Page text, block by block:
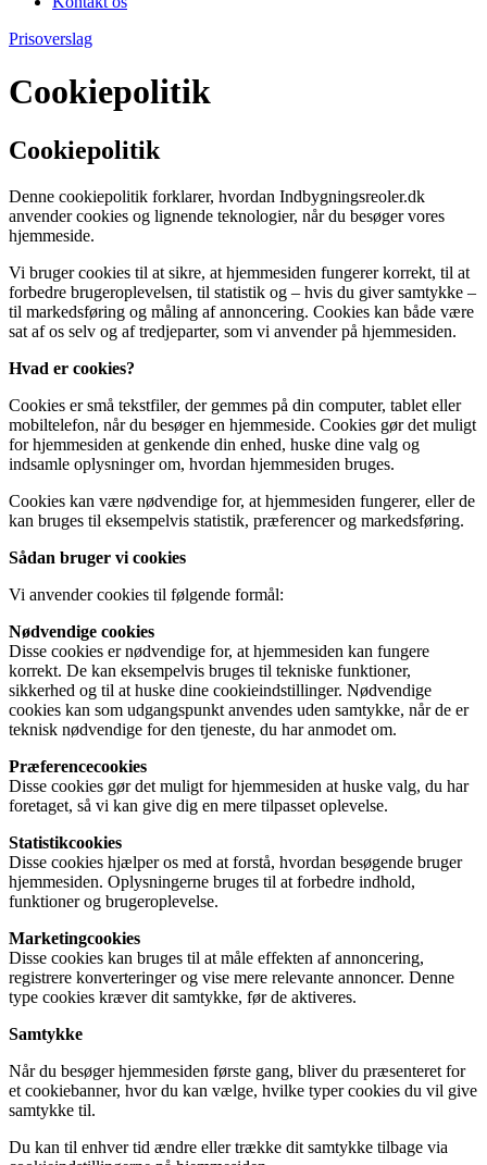
Prisoverslag
Cookiepolitik
Cookiepolitik
Denne cookiepolitik forklarer, hvordan Indbygningsreoler.dk
anvender cookies og lignende teknologier, når du besøger vores
hjemmeside.
Vi bruger cookies til at sikre, at hjemmesiden fungerer korrekt, til at
forbedre brugeroplevelsen, til statistik og – hvis du giver samtykke –
til markedsføring og måling af annoncering. Cookies kan både være
sat af os selv og af tredjeparter, som vi anvender på hjemmesiden.
Hvad er cookies?
Cookies er små tekstfiler, der gemmes på din computer, tablet eller
mobiltelefon, når du besøger en hjemmeside. Cookies gør det muligt
for hjemmesiden at genkende din enhed, huske dine valg og
indsamle oplysninger om, hvordan hjemmesiden bruges.
Cookies kan være nødvendige for, at hjemmesiden fungerer, eller de
kan bruges til eksempelvis statistik, præferencer og markedsføring.
Sådan bruger vi cookies
Vi anvender cookies til følgende formål:
Nødvendige cookies
Disse cookies er nødvendige for, at hjemmesiden kan fungere
korrekt. De kan eksempelvis bruges til tekniske funktioner,
sikkerhed og til at huske dine cookieindstillinger. Nødvendige
cookies kan som udgangspunkt anvendes uden samtykke, når de er
teknisk nødvendige for den tjeneste, du har anmodet om.
Præferencecookies
Disse cookies gør det muligt for hjemmesiden at huske valg, du har
foretaget, så vi kan give dig en mere tilpasset oplevelse.
Statistikcookies
Disse cookies hjælper os med at forstå, hvordan besøgende bruger
hjemmesiden. Oplysningerne bruges til at forbedre indhold,
funktioner og brugeroplevelse.
Marketingcookies
Disse cookies kan bruges til at måle effekten af annoncering,
registrere konverteringer og vise mere relevante annoncer. Denne
type cookies kræver dit samtykke, før de aktiveres.
Samtykke
Når du besøger hjemmesiden første gang, bliver du præsenteret for
et cookiebanner, hvor du kan vælge, hvilke typer cookies du vil give
samtykke til.
Du kan til enhver tid ændre eller trække dit samtykke tilbage via